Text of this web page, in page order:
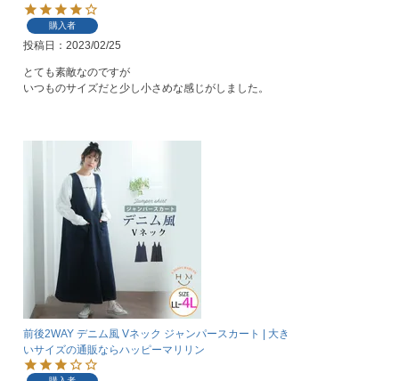
購入者
投稿日 2023/02/25
とても素敵なのですが
いつものサイズだと少し小さめな感じがしました。
前後2WAY デニム風 Vネック ジャンパースカート | 大き
いサイズの通販ならハッピーマリリン